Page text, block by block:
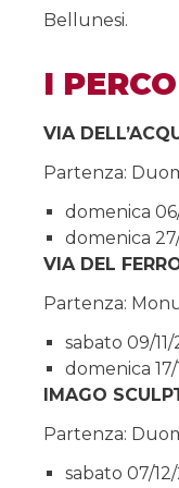
Bellunesi.
I
VIA
Partenza:
domenica
domenica
VIA DEL
Partenza:
sabato 09/
domenica
IMAGO
Partenza:
sabato 07/